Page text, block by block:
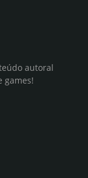
autoral
games!